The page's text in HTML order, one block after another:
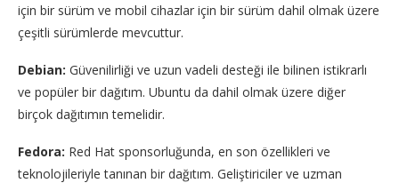
için bir sürüm ve mobil cihazlar için bir sürüm dahil olmak üzere
çeşitli sürümlerde mevcuttur.
Debian: Güvenilirliği ve uzun vadeli desteği ile bilinen istikrarlı
ve popüler bir dağıtım. Ubuntu da dahil olmak üzere diğer
birçok dağıtımın temelidir.
Fedora: Red Hat sponsorluğunda, en son özellikleri ve
teknolojileriyle tanınan bir dağıtım. Geliştiriciler ve uzman